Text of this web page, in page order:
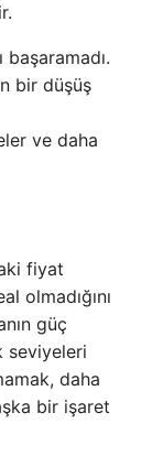
bir düşüş
ve daha
fiyat
olmadığını
güç
seviyeleri
daha
bir işaret